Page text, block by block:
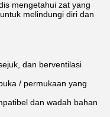
mengetahui zat yang
melindungi diri dan
dan berventilasi
/ permukaan yang
dan wadah bahan